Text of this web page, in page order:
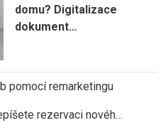
domu? Digitalizace
dokument…
pomocí remarketingu
rezervaci novéh…